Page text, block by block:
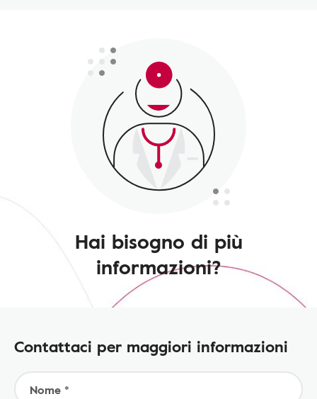
Hai bisogno di più
informazioni?
Contattaci per maggiori informazioni
Nome *